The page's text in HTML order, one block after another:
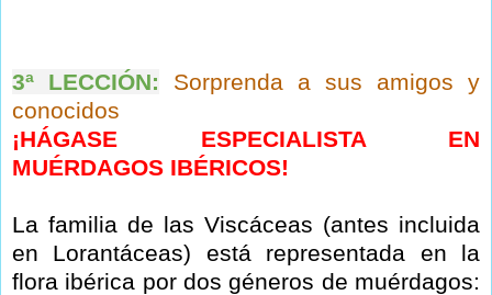
3ª LECCIÓN:
Sorprenda a sus amigos y
conocidos
¡HÁGASE ESPECIALISTA EN
MUÉRDAGOS IBÉRICOS!
La familia de las Viscáceas (antes incluida
en Lorantáceas) está representada en la
flora ibérica por dos géneros de muérdagos: